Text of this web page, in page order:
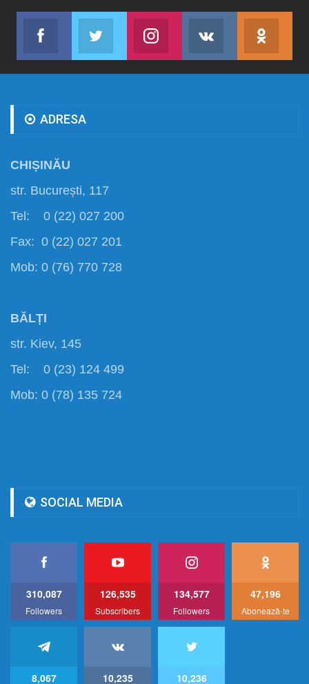
Facebook
Abonează-te
Twitter
Join us on TwitterJoin us on Instagram
Abonează-te
ADRESA
CHIȘINĂU
str. București, 117
Tel: 0 (22) 027 200
Fax: 0 (22) 027 201
Mob: 0 (76) 770 728
BĂLȚI
str. Kiev, 145
Tel: 0 (23) 124 499
Mob: 0 (78) 135 724
SOCIAL MEDIA
310,087
Followers
126,535
Subscribers
134,577
Followers
47,196
Abonează-te
8,067 10,235 10,236